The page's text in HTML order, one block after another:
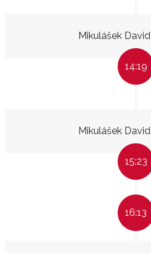
Mikulášek David
14:19
Mikulášek David
15:23
16:13